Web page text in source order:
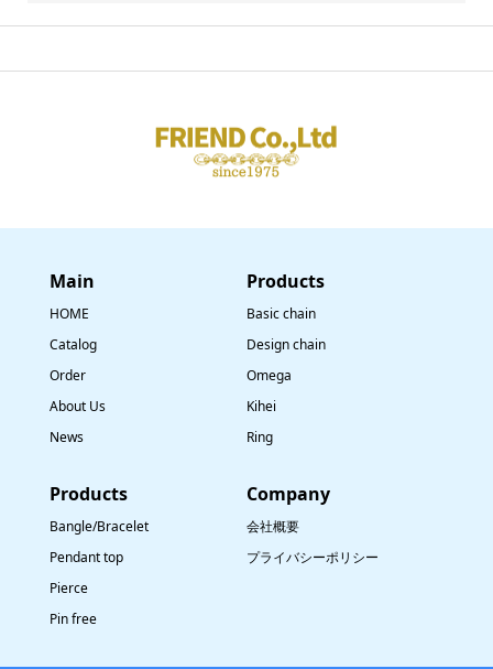
Main
HOME
Catalog
Order
About Us
News
​Products
Basic chain
Design chain
Omega
Kihei
Ring
​Products
Bangle/Bracelet
Pendant top
Pierce
Pin free
Company
会社概要
プライバシーポリシー